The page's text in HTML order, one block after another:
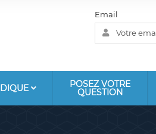
Email
POSEZ VOTRE
QUESTION